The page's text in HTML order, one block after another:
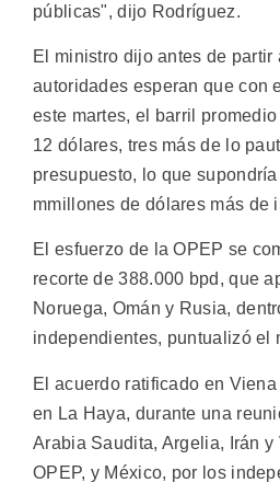
públicas", dijo Rodríguez.
El ministro dijo antes de partir
autoridades esperan que con
este martes, el barril
12 dólares, tres más de lo
presupuesto, lo que
mmillones de dólares más de
El esfuerzo de la OPEP se
recorte de 388.000 bpd, que
Noruega, Omán y Rusia,
independientes, puntualizó el
El acuerdo ratificado en
en La Haya, durante una
Arabia Saudita, Argelia, Irán y
OPEP, y México, por los